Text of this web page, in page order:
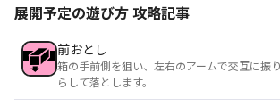
展開予定の遊び方 攻略記事
前おとし
箱の手前側を狙い、左右のアームで交互に振
らして落とします。